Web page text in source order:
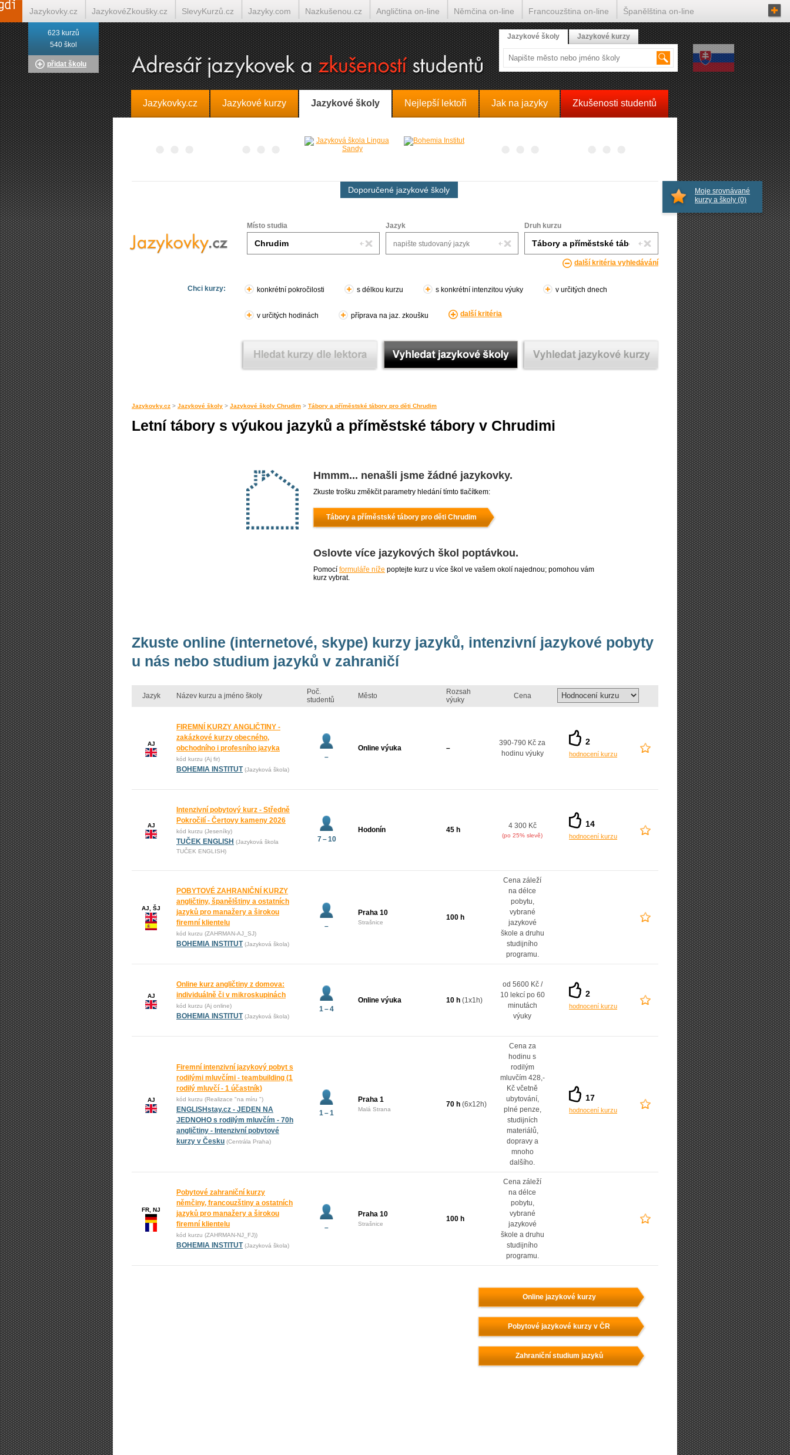
Jazykovky.cz Jazykové kurzy Jazykové školy Nejlepší lektoři Jak na jazyky Zkušenosti studentů
Doporučené jazykové školy
Místo studia Jazyk Druh kurzu
další kritéria vyhledávání
Chci kurzy: konkrétní pokročilosti s délkou kurzu s konkrétní intenzitou výuky v určitých dnech
v určitých hodinách příprava na jaz. zkoušku další kritéria
Jazykovky.cz > Jazykové školy > Jazykové školy Chrudim > Tábory a příměstské tábory pro děti Chrudim
Letní tábory s výukou jazyků a příměstské tábory v Chrudimi
Hmmm... nenašli jsme žádné jazykovky.
Zkuste trošku změkčit parametry hledání tímto tlačítkem:
Tábory a příměstské tábory pro děti Chrudim
Oslovte více jazykových škol poptávkou.
Pomocí formuláře níže poptejte kurz u více škol ve vašem okolí najednou; pomohou vám
kurz vybrat.
Zkuste online (internetové, skype) kurzy jazyků, intenzivní jazykové pobyty
u nás nebo studium jazyků v zahraničí
Jazyk Název kurzu a jméno školy
Poč.
studentů
Město
Rozsah
výuky
Cena
AJ
FIREMNÍ KURZY ANGLIČTINY -
zakázkové kurzy obecného,
obchodního i profesního jazyka
kód kurzu (Aj fir)
BOHEMIA INSTITUT (Jazyková škola)
–
Online výuka –
390-790 Kč za
hodinu výuky
2
hodnocení kurzu
AJ
Intenzivní pobytový kurz - Středně
Pokročilí - Čertovy kameny 2026
kód kurzu (Jeseníky)
TUČEK ENGLISH (Jazyková škola
TUČEK ENGLISH)
7 – 10
Hodonín 45 h 4 300 Kč
(po 25% slevě)
14
hodnocení kurzu
AJ, ŠJ
POBYTOVÉ ZAHRANIČNÍ KURZY
angličtiny, španělštiny a ostatních
jazyků pro manažery a širokou
firemní klientelu
kód kurzu (ZAHRMAN-AJ_SJ)
BOHEMIA INSTITUT (Jazyková škola)
–
Praha 10
Strašnice
100 h
Cena záleží
na délce
pobytu,
vybrané
jazykové
škole a druhu
studijního
programu.
AJ
Online kurz angličtiny z domova:
individuálně či v mikroskupinách
kód kurzu (Aj online)
BOHEMIA INSTITUT (Jazyková škola)
1 – 4
Online výuka 10 h (1x1h)
od 5600 Kč /
10 lekcí po 60
minutách
výuky
2
hodnocení kurzu
AJ
Firemní intenzivní jazykový pobyt s
rodilými mluvčími - teambuilding (1
rodilý mluvčí - 1 účastník)
kód kurzu (Realizace "na míru ")
ENGLISHstay.cz - JEDEN NA
JEDNOHO s rodilým mluvčím - 70h
angličtiny - Intenzivní pobytové
kurzy v Česku (Centrála Praha)
1 – 1
Praha 1
Malá Strana
70 h (6x12h)
Cena za
hodinu s
rodilým
mluvčím 428,-
Kč včetně
ubytování,
plné penze,
studijních
materiálů,
dopravy a
mnoho
dalšího.
17
hodnocení kurzu
FR, NJ
Pobytové zahraniční kurzy
němčiny, francouzštiny a ostatních
jazyků pro manažery a širokou
firemní klientelu
kód kurzu (ZAHRMAN-NJ_FJ))
BOHEMIA INSTITUT (Jazyková škola)
–
Praha 10
Strašnice
100 h
Cena záleží
na délce
pobytu,
vybrané
jazykové
škole a druhu
studijního
programu.
Online jazykové kurzy
Pobytové jazykové kurzy v ČR
Zahraniční studium jazyků
Moje srovnávané
kurzy a školy (0)
623 kurzů
540 škol
přidat školu
Jazykové školy Jazykové kurzy
Jazykovky.cz JazykovéZkoušky.cz SlevyKurzů.cz Jazyky.com Nazkušenou.cz Angličtina on-line Němčina on-line Francouzština on-line Španělština on-line
Italština on-line Tlumočení-Překlady.cz Překládá.cz Tlumočí.cz